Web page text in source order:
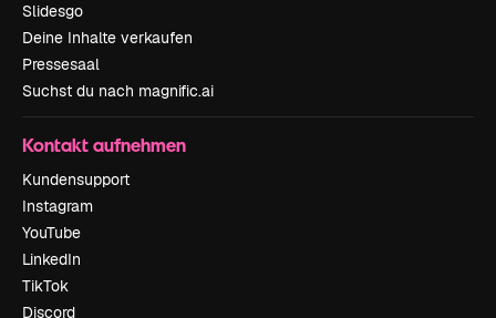
Slidesgo
Deine Inhalte verkaufen
Pressesaal
Suchst du nach magnific.ai
Kontakt aufnehmen
Kundensupport
Instagram
YouTube
LinkedIn
TikTok
Discord